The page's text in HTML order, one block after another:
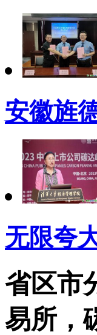
安徽旌
无限夸
省区市
易所，